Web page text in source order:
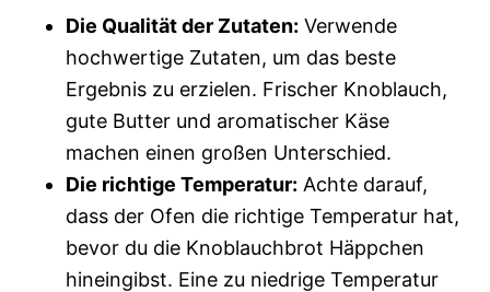
Die Qualität der Zutaten: Verwende
hochwertige Zutaten, um das beste
Ergebnis zu erzielen. Frischer Knoblauch,
gute Butter und aromatischer Käse
machen einen großen Unterschied.
Die richtige Temperatur: Achte darauf,
dass der Ofen die richtige Temperatur hat,
bevor du die Knoblauchbrot Häppchen
hineingibst. Eine zu niedrige Temperatur